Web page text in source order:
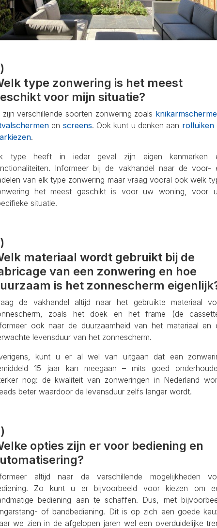
type zonwering is het meest
voor mijn situatie?
zijn verschillende soorten zonwering zoals
en screens. Ook kunt u denken aan rolluiken
.
type heeft in ieder geval zijn eigen kenmerken
Informeer bij de vakhandel naar de voor-
van elk type zonwering maar vraag vooral ook welk
het meest geschikt is voor uw woning, voor
situatie.
materiaal wordt gebruikt bij de
van een zonwering en hoe
is het zonnescherm
de vakhandel altijd naar het gebruikte materiaal
zoals het doek en het frame (de
ook naar de duurzaamheid van het materiaal en
levensduur van het zonnescherm.
kunt u er al wel van uitgaan dat een
15 jaar kan meegaan – mits goed
nog: de kwaliteit van zonweringen in Nederland
beter waardoor de levensduur zelfs langer wordt.
opties zijn er voor bediening en
altijd naar de verschillende mogelijkheden
Zo kunt u er bijvoorbeeld voor kiezen om
bediening aan te schaffen. Dus, met
of bandbediening. Dit is op zich een goede
we zien in de afgelopen jaren wel een overduidelijke